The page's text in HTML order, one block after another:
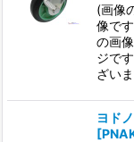
(画像
像で
の画
ジで
ざい
ヨド
[